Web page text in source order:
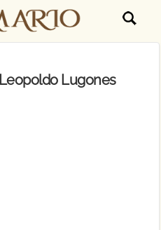
Lugones